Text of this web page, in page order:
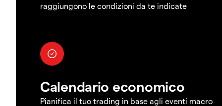
raggiungono le condizioni da te indicate
Calendario economico
Pianifica il tuo trading in base agli eventi macro